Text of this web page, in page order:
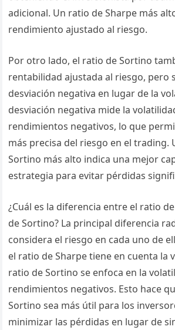
adicional. Un ratio de Sharpe más
rendimiento ajustado al riesgo.
Por otro lado, el ratio de Sortino
rentabilidad ajustada al riesgo, pero
desviación negativa en lugar de la
desviación negativa mide la
rendimientos negativos, lo que
más precisa del riesgo en el trading.
Sortino más alto indica una mejor
estrategia para evitar pérdidas
¿Cuál es la diferencia entre el ratio
de Sortino? La principal diferencia
considera el riesgo en cada uno de
el ratio de Sharpe tiene en cuenta la
ratio de Sortino se enfoca en la
rendimientos negativos. Esto hace
Sortino sea más útil para los
minimizar las pérdidas en lugar de